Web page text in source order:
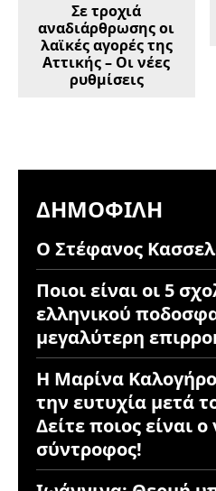
Σε τροχιά
αναδιάρθρωσης οι
λαϊκές αγορές της
Αττικής – Οι νέες
ρυθμίσεις
ΔΗΜΟΦΙΛΉ
Ο Στέφανος
Ποιοι είναι οι 5
ελληνικού
μεγαλύτερη
Η Μαρίνα
την ευτυχία μετά
Δείτε ποιος είναι ο
σύντροφος!